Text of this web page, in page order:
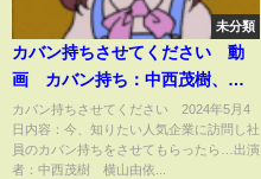
未分類
カバン持ちさせてください 動
画 カバン持ち：中西茂樹、横
山由依 5月4日
カバン持ちさせてください 2024年5月4
日内容：今、知りたい人気企業に訪問し社
員のカバン持ちをさせてもらったら…出演
者：中西茂樹 横山由依...